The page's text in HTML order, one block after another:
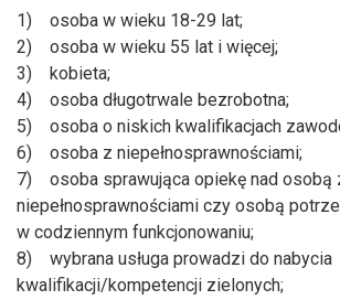
1) osoba w wieku 18-29 lat;
2) osoba w wieku 55 lat i więcej;
3) kobieta;
4) osoba długotrwale bezrobotna;
5) osoba o niskich kwalifikacjach
6) osoba z niepełnosprawnościami;
7) osoba sprawująca opiekę nad osobą
niepełnosprawnościami czy osobą
w codziennym funkcjonowaniu;
8) wybrana usługa prowadzi do nabycia
kwalifikacji/kompetencji zielonych;